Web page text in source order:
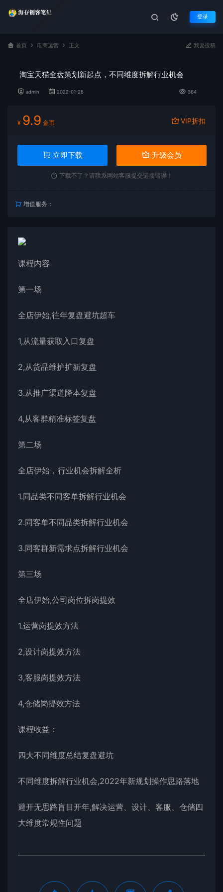
登录
首页 电商运营 正文 我要投稿
淘宝天猫全盘策划新起点，不同维度拆解行业机会
admin 2022-01-28 364
¥ 9.9 金币 VIP折扣
立即下载 升级会员
下载不了？请联系网站客服提交链接错误！
增值服务：
课程内容
第一场
全店伊始,往年复盘避坑超车
1,从流量获取入口复盘
2,从货品维护扩新复盘
3.从推广渠道降本复盘
4,从客群精准标签复盘
第二场
全店伊始，行业机会拆解全析
1.同品类不同客单拆解行业机会
2.同客单不同品类拆解行业机会
3.同客群新需求点拆解行业机会
第三场
全店伊始,公司岗位拆岗提效
1.运营岗提效方法
2,设计岗提效方法
3,客服岗提效方法
4,仓储岗提效方法
课程收益：
四大不同维度总结复盘避坑
不同维度拆解行业机会,2022年新规划操作思路落地
避开无思路盲目开年,解决运营、设计、客服、仓储四
大维度常规性问题